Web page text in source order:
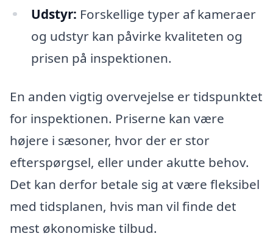
Udstyr: Forskellige typer af kameraer
og udstyr kan påvirke kvaliteten og
prisen på inspektionen.
En anden vigtig overvejelse er tidspunktet
for inspektionen. Priserne kan være
højere i sæsoner, hvor der er stor
efterspørgsel, eller under akutte behov.
Det kan derfor betale sig at være fleksibel
med tidsplanen, hvis man vil finde det
mest økonomiske tilbud.